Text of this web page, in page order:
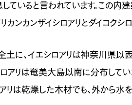
いると言われています。この内
カンカンザイシロアリとダイコクシ
土に、イエシロアリは神奈川県
アリは奄美大島以南に分布して
リは乾燥した木材でも、外から